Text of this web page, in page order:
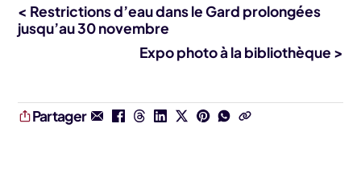
< Restrictions d’eau dans le Gard prolongées
jusqu’au 30 novembre
Expo photo à la bibliothèque >
Partager